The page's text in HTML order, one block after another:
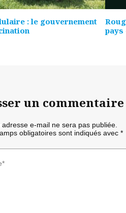
: le gouvernement
pays
un commentaire
adresse e-mail ne sera pas publiée.
obligatoires sont indiqués avec *